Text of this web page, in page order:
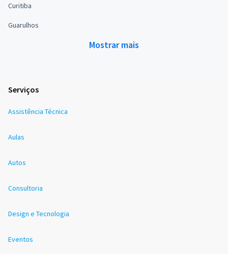
Curitiba
Guarulhos
Mostrar mais
Serviços
Assistência Técnica
Aulas
Autos
Consultoria
Design e Tecnologia
Eventos